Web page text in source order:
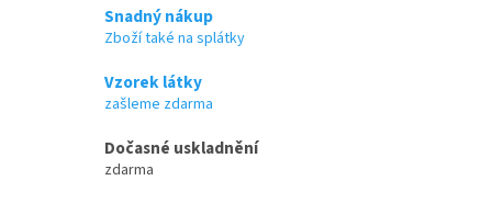
Snadný nákup
Zboží také na splátky
Vzorek látky
zašleme zdarma
Dočasné uskladnění
zdarma